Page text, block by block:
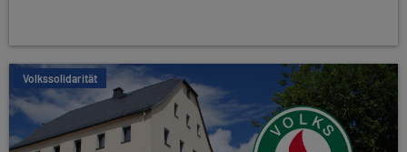
Volkssolidarität